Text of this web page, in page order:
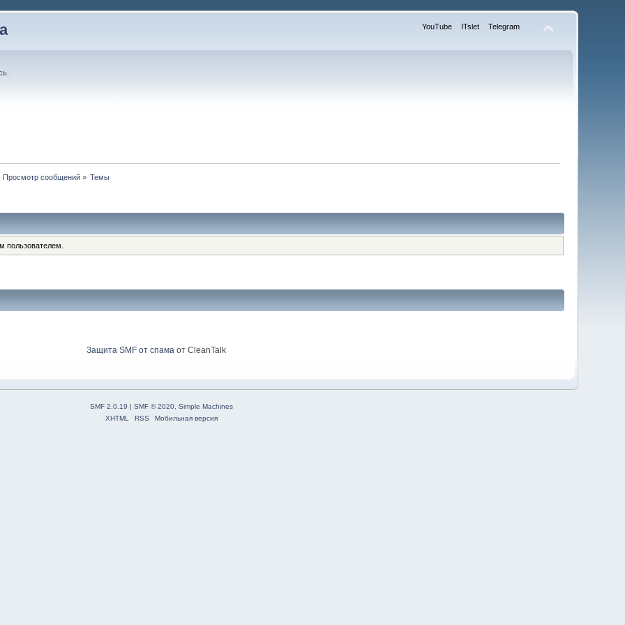
YouTube ITslet Telegram
Просмотр сообщений » Темы
пользователем.
Защита SMF от спама от CleanTalk
SMF 2.0.19 SMF © 2020, Simple Machines
XHTML
RSS Мобильная версия